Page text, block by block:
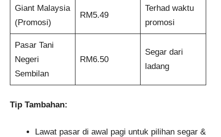
Giant Malaysia
(Promosi)
RM5.49
Terhad waktu
promosi
Pasar Tani
Negeri
Sembilan
RM6.50
Segar dari
ladang
Tip Tambahan:
Lawat pasar di awal pagi untuk pilihan segar &